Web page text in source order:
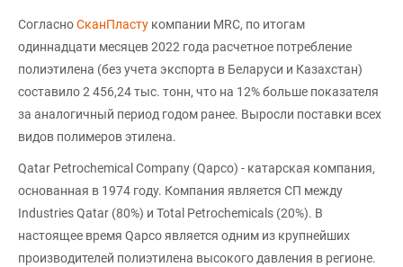
СогласноСканПласту компании MRC, по итогам
одиннадцати месяцев 2022 года расчетное потребление
полиэтилена (без учета экспорта в Беларуси и Казахстан)
составило 2 456,24 тыс. тонн, что на 12% больше показателя
за аналогичный период годом ранее. Выросли поставки всех
видов полимеров этилена.
Qatar Petrochemical Company (Qapco) - катарская компания,
основанная в 1974 году. Компания является СП между
Industries Qatar (80%) и Total Petrochemicals (20%). В
настоящее время Qapco является одним из крупнейших
производителей полиэтилена высокого давления в регионе.